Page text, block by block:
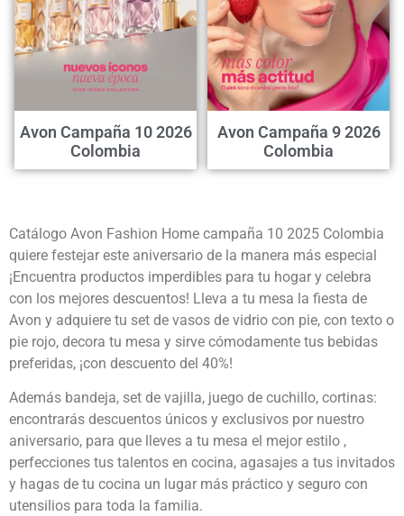
Avon Campaña 10 2026
Colombia
Avon Campaña 9 2026
Colombia
Catálogo Avon Fashion Home campaña 10 2025 Colombia
quiere festejar este aniversario de la manera más especial
¡Encuentra productos imperdibles para tu hogar y celebra
con los mejores descuentos! Lleva a tu mesa la fiesta de
Avon y adquiere tu set de vasos de vidrio con pie, con texto o
pie rojo, decora tu mesa y sirve cómodamente tus bebidas
preferidas, ¡con descuento del 40%!
Además bandeja, set de vajilla, juego de cuchillo, cortinas:
encontrarás descuentos únicos y exclusivos por nuestro
aniversario, para que lleves a tu mesa el mejor estilo ,
perfecciones tus talentos en cocina, agasajes a tus invitados
y hagas de tu cocina un lugar más práctico y seguro con
utensilios para toda la familia.